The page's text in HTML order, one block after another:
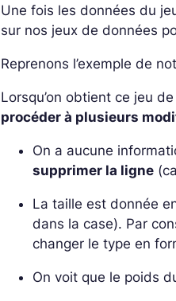
Une fois les données du
sur nos jeux de données
Reprenons l’exemple de
Lorsqu’on obtient ce jeu
procéder à plusieurs
On a aucune
supprimer la ligne
La taille est donnée
dans la case). Par
changer le type en
On voit que le poids